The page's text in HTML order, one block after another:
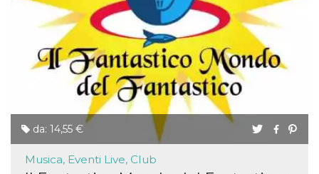
da: 14,55 €
Musica, Eventi Live, Club